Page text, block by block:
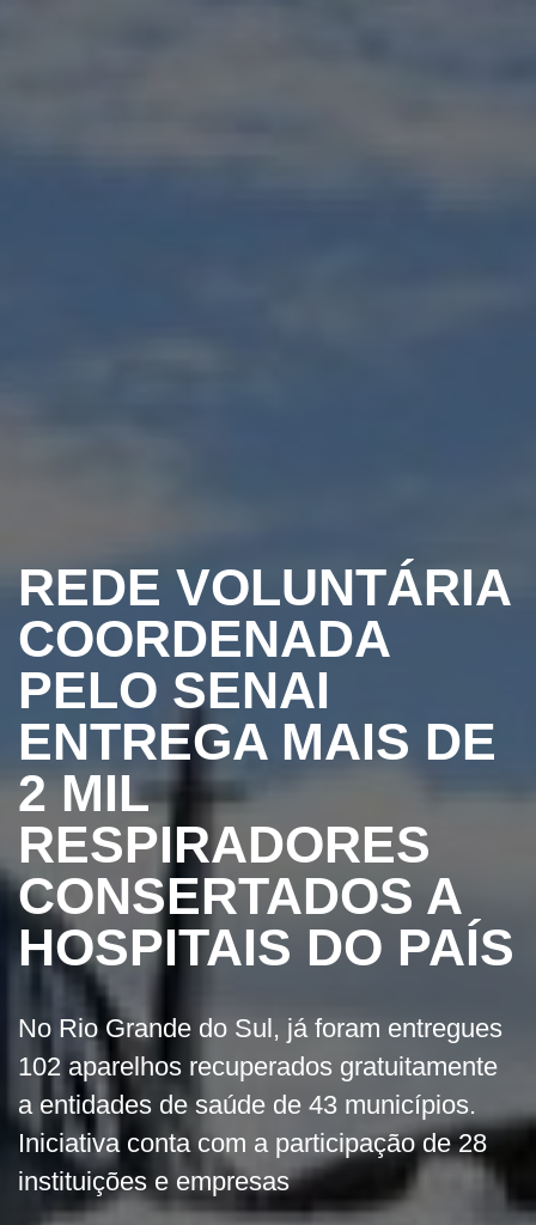
REDE VOLUNTÁRIA
COORDENADA
PELO SENAI
ENTREGA MAIS DE
2 MIL
RESPIRADORES
CONSERTADOS A
HOSPITAIS DO PAÍS
No Rio Grande do Sul, já foram entregues
102 aparelhos recuperados gratuitamente
a entidades de saúde de 43 municípios.
Iniciativa conta com a participação de 28
instituições e empresas